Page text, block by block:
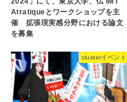
Atratiqueとワークショップを主
催 拡張現実感分野における論文
を募集
clusterイベント